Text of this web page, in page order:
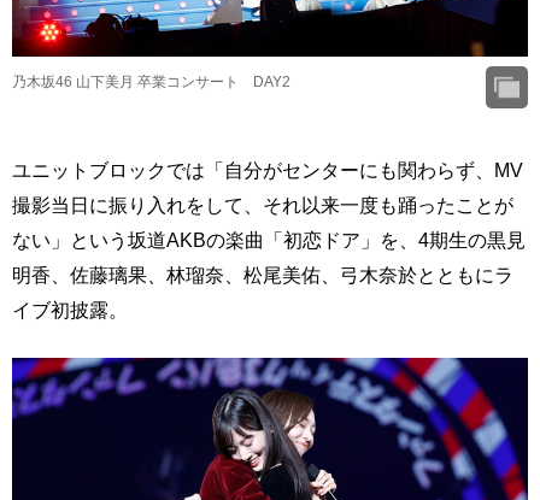
乃木坂46 山下美月 卒業コンサート DAY2
ユニットブロックでは「自分がセンターにも関わらず、MV
撮影当日に振り入れをして、それ以来一度も踊ったことが
ない」という坂道AKBの楽曲「初恋ドア」を、4期生の黒見
明香、佐藤璃果、林瑠奈、松尾美佑、弓木奈於とともにラ
イブ初披露。